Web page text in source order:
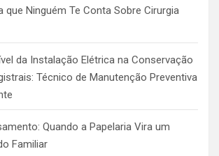
que Ninguém Te Conta Sobre Cirurgia
da Instalação Elétrica na Conservação
Técnico de Manutenção Preventiva
Quando a Papelaria Vira um
Familiar